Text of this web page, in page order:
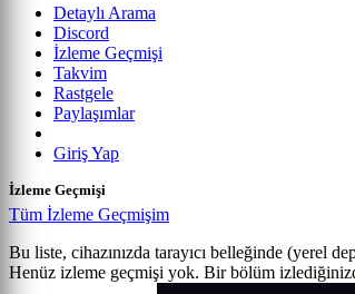
Detaylı Arama
Discord
İzleme Geçmişi
Takvim
Rastgele
Paylaşımlar
Giriş Yap
İzleme Geçmişi
Tüm İzleme Geçmişim
Bu liste, cihazınızda tarayıcı belleğinde (yerel
Henüz izleme geçmişi yok. Bir bölüm